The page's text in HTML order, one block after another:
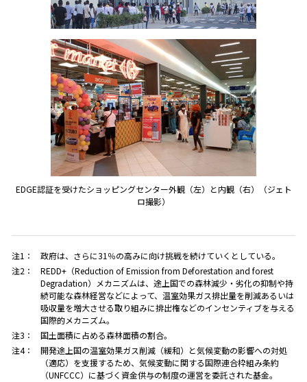
EDGE認証を受けたショッピングセンター外観（左）と内観（右）（ジェト
ロ撮影）
注1：
政府は、さらに31％の高みに向け挑戦を続けていくとしている。
注2：
REDD+（Reduction of Emission from Deforestation and forest
Degradation）メカニズムは、途上国での森林減少・劣化の抑制や持
続可能な森林経営などによって、温室効果ガス排出量を削減あるいは
吸収量を増大させる取り組みに排出権などのインセンティブを与える
国際的メカニズム。
注3：
国土面積に占める森林面積の割合。
注4：
開発途上国の温室効果ガス削減（緩和）と気候変動の影響への対処
（適応）を支援するため、気候変動に関する国際連合枠組み条約
（UNFCCC）に基づく資金供与の制度の運営を委託された基金。